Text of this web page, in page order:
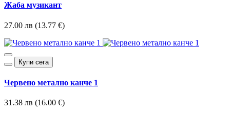
Жаба музикант
27.00 лв (13.77 €)
Купи сега
Червено метално канче 1
31.38 лв (16.00 €)